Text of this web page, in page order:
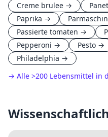
Creme brulee →
Paprika →
Passierte tomaten →
Pepperoni → Pesto →
Philadelphia →
→ Alle >200 Lebensmittel in